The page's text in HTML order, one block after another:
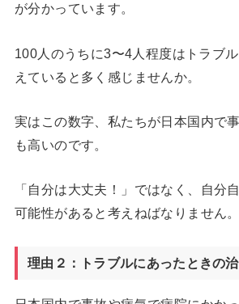
が分かっています。
100人のうちに3〜4人程度はトラブ
えていると多く感じませんか。
実はこの数字、私たちが日本国内で
も高いのです。
「自分は大丈夫！」ではなく、自分
可能性があると考えねばなりません。
理由２：トラブルにあったときの